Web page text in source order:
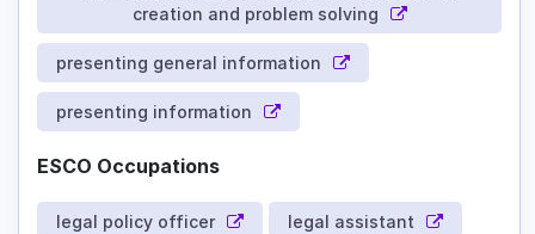
creation and problem solving
presenting general information
presenting information
ESCO Occupations
legal policy officer legal assistant